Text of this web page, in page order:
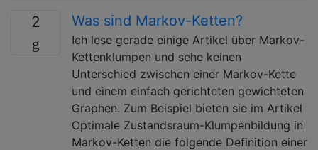
2 Was sind Markov-Ketten?
Ich lese gerade einige Artikel über Markov-
Kettenklumpen und sehe keinen
Unterschied zwischen einer Markov-Kette
und einem einfach gerichteten gewichteten
Graphen. Zum Beispiel bieten sie im Artikel
Optimale Zustandsraum-Klumpenbildung in
Markov-Ketten die folgende Definition einer